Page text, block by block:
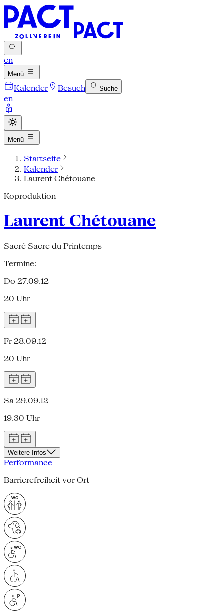
en
Menü
Kalender Besuch Suche
en
Menü
Startseite
Kalender
Laurent Chétouane
Koproduktion
Laurent Chétouane
Sacré Sacre du Printemps
Termine:
Do 27.09.12
20 Uhr
Fr 28.09.12
20 Uhr
Sa 29.09.12
19.30 Uhr
Weitere Infos
Performance
Barrierefreiheit vor Ort